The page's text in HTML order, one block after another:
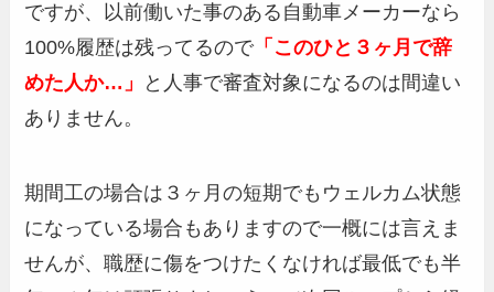
ですが、以前働いた事のある自動車メーカーなら
100%履歴は残ってるので「このひと３ヶ月で辞
めた人か…」
と人事で審査対象になるのは間違い
ありません。
期間工の場合は３ヶ月の短期でもウェルカム状態
になっている場合もありますので一概には言えま
せんが、職歴に傷をつけたくなければ最低でも半